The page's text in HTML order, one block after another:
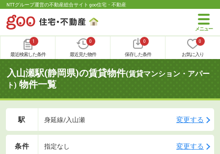
NTTグループ運営の不動産総合サイト goo住宅・不動産
1
最近検索した条件
0
最近見た物件
0
保存した条件
0
お気に入り
入山瀬駅(静岡県)の賃貸物件(賃貸マンション・アパー
ト) 物件一覧
駅 身延線/入山瀬 変更する
条件 指定なし 変更する